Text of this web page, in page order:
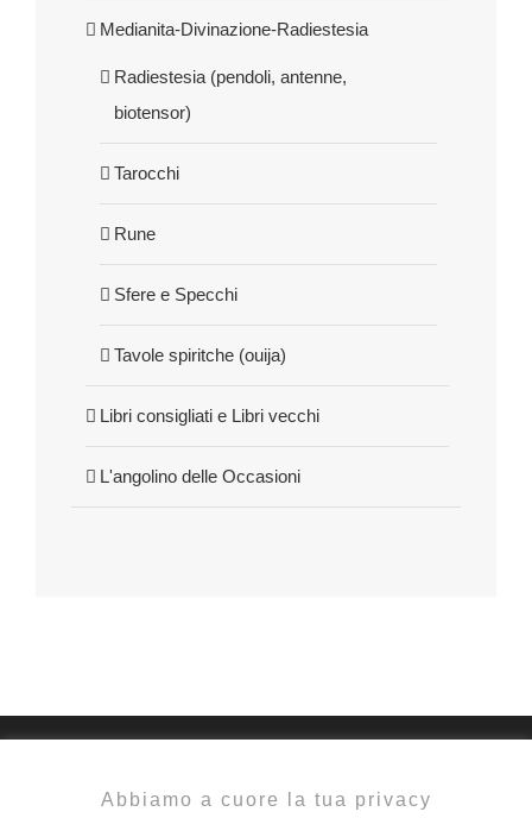
Medianita-Divinazione-Radiestesia
Radiestesia (pendoli, antenne,
biotensor)
Tarocchi
Rune
Sfere e Specchi
Tavole spiritche (ouija)
Libri consigliati e Libri vecchi
L'angolino delle Occasioni
Abbiamo a cuore la tua privacy